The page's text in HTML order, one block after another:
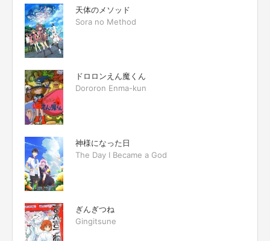
天体のメソッド
Sora no Method
ドロロンえん魔くん
Dororon Enma-kun
神様になった日
The Day I Became a God
ぎんぎつね
Gingitsune